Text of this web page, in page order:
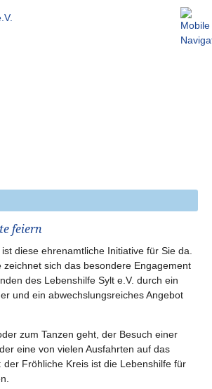
feiern
diese ehrenamtliche Initiative für Sie da.
zeichnet sich das besondere Engagement
des Lebenshilfe Sylt e.V. durch ein
und ein abwechslungsreiches Angebot
zum Tanzen geht, der Besuch einer
eine von vielen Ausfahrten auf das
der Fröhliche Kreis ist die Lebenshilfe für